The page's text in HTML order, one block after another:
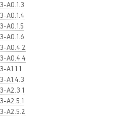
A0.1.3
A0.1.4
A0.1.5
A0.1.6
A0.4.2
A0.4.4
A1.1.1
A1.4.3
A2.3.1
A2.5.1
A2.5.2